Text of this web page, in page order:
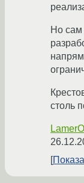
Но сам
столь